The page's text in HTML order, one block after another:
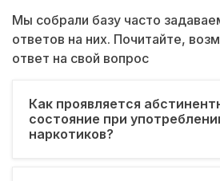
Мы собрали базу часто
ответов на них. Почитайте,
ответ на свой вопрос
Как проявляется
состояние при
наркотиков?